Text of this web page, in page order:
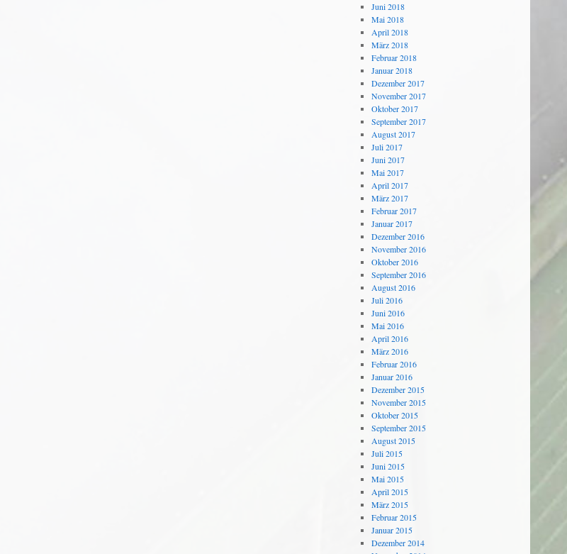
Juni 2018
Mai 2018
April 2018
März 2018
Februar 2018
Januar 2018
Dezember 2017
November 2017
Oktober 2017
September 2017
August 2017
Juli 2017
Juni 2017
Mai 2017
April 2017
März 2017
Februar 2017
Januar 2017
Dezember 2016
November 2016
Oktober 2016
September 2016
August 2016
Juli 2016
Juni 2016
Mai 2016
April 2016
März 2016
Februar 2016
Januar 2016
Dezember 2015
November 2015
Oktober 2015
September 2015
August 2015
Juli 2015
Juni 2015
Mai 2015
April 2015
März 2015
Februar 2015
Januar 2015
Dezember 2014